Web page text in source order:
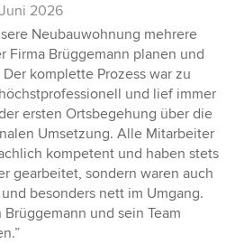
2026
Neubauwohnung mehrere
Firma Brüggemann planen und
komplette Prozess war zu
und lief immer
ersten Ortsbegehung über die
Umsetzung. Alle Mitarbeiter
kompetent und haben stets
gearbeitet, sondern waren auch
besonders nett im Umgang.
und sein Team